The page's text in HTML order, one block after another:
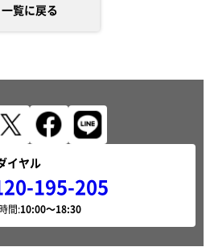
一覧に戻る
イヤル
195-205
間: